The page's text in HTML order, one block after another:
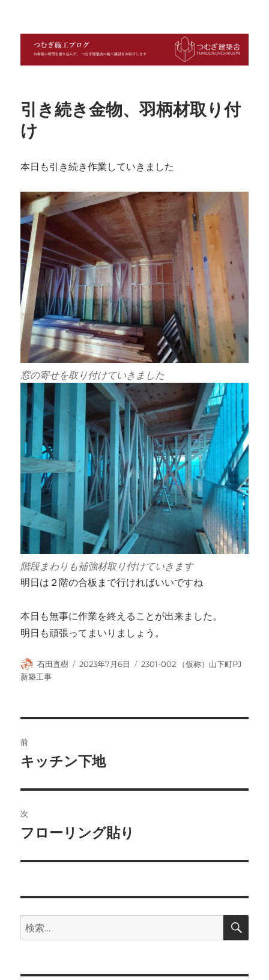
つむぎ施工ブログ
引き続き金物、羽柄材取り付
け
本日も引き続き作業していきました
窓の寄せを取り付けていきました
階段まわりも補強材取り付けていきます
明日は２階の合板まで行ければいいですね
本日も無事に作業を終えることが出来ました。
明日も頑張ってまいりましょう。
投
稿
石田直樹
投
2023年7月6日
カ
2301-002 （仮称）山下町PJ
新築工事
稿
ビ
ゲ
ー
ン
前
前
投
稿:
キッチン下地
次
次
投
フローリング貼り
検
索:
検